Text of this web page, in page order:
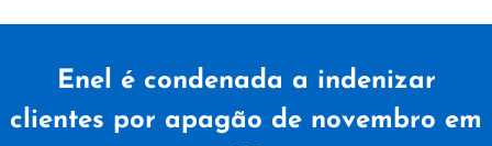
Enel é condenada a indenizar
clientes por apagão de novembro em